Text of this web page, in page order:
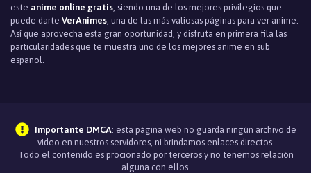
este anime online gratis , siendo una de los mejores privilegios que
puede darte VerAnimes , una de las más valiosas páginas para ver anime.
Así que aprovecha esta gran oportunidad, y disfruta en primera fila las
particularidades que te muestra uno de los mejores anime en sub
español.
Importante DMCA: esta página web no guarda ningún archivo de
video en nuestros servidores, ni brindamos enlaces directos.
Todo el contenido es procionado por terceros y no tenemos relación
alguna con ellos.